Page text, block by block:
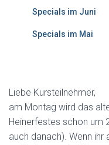
Specials im Juni
Specials im Mai
Liebe Kursteilnehmer,
am Montag wird das
Heinerfestes schon um
auch danach). Wenn ihr